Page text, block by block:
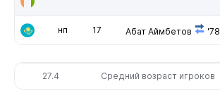
нп 17 Абат Аймбетов '78
27.4 Средний возраст игроков